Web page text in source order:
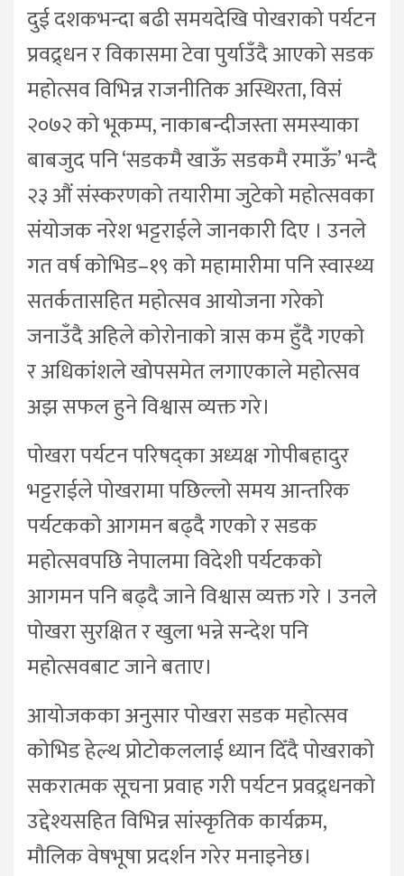
दुई दशकभन्दा बढी समयदेखि पोखराको पर्यटन
प्रवद्र्धन र विकासमा टेवा पुर्याउँदै आएको सडक
महोत्सव विभिन्न राजनीतिक अस्थिरता, विसं
२०७२ को भूकम्प, नाकाबन्दीजस्ता समस्याका
बाबजुद पनि ‘सडकमै खाऊँ सडकमै रमाऊँ’ भन्दै
२३ औं संस्करणको तयारीमा जुटेको महोत्सवका
संयोजक नरेश भट्टराईले जानकारी दिए । उनले
गत वर्ष कोभिड–१९ को महामारीमा पनि स्वास्थ्य
सतर्कतासहित महोत्सव आयोजना गरेको
जनाउँदै अहिले कोरोनाको त्रास कम हुँदै गएको
र अधिकांशले खोपसमेत लगाएकाले महोत्सव
अझ सफल हुने विश्वास व्यक्त गरे।
पोखरा पर्यटन परिषद्का अध्यक्ष गोपीबहादुर
भट्टराईले पोखरामा पछिल्लो समय आन्तरिक
पर्यटकको आगमन बढ्दै गएको र सडक
महोत्सवपछि नेपालमा विदेशी पर्यटकको
आगमन पनि बढ्दै जाने विश्वास व्यक्त गरे । उनले
पोखरा सुरक्षित र खुला भन्ने सन्देश पनि
महोत्सवबाट जाने बताए।
आयोजकका अनुसार पोखरा सडक महोत्सव
कोभिड हेल्थ प्रोटोकललाई ध्यान दिँदै पोखराको
सकरात्मक सूचना प्रवाह गरी पर्यटन प्रवद्र्धनको
उद्देश्यसहित विभिन्न सांस्कृतिक कार्यक्रम,
मौलिक वेषभूषा प्रदर्शन गरेर मनाइनेछ।